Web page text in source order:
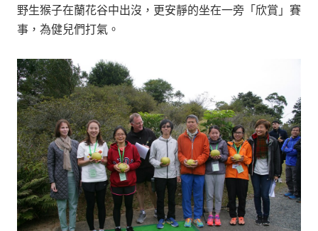
野生猴子在蘭花谷中出沒，更安靜的坐在一旁「欣賞」賽
事，為健兒們打氣。